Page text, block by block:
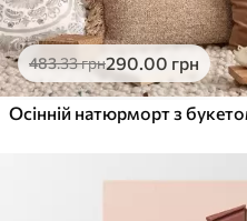
483.33грн290.00 грн